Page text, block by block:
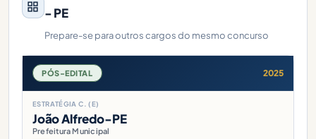
- PE
Prepare-se para outros cargos do mesmo concurso
PÓS-EDITAL 2025
ESTRATÉGIA C. (E)
João Alfredo-PE
Prefeitura Municipal